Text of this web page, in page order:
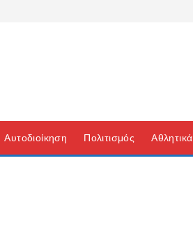
Αυτοδιοίκηση Πολιτισμός Αθλητικά